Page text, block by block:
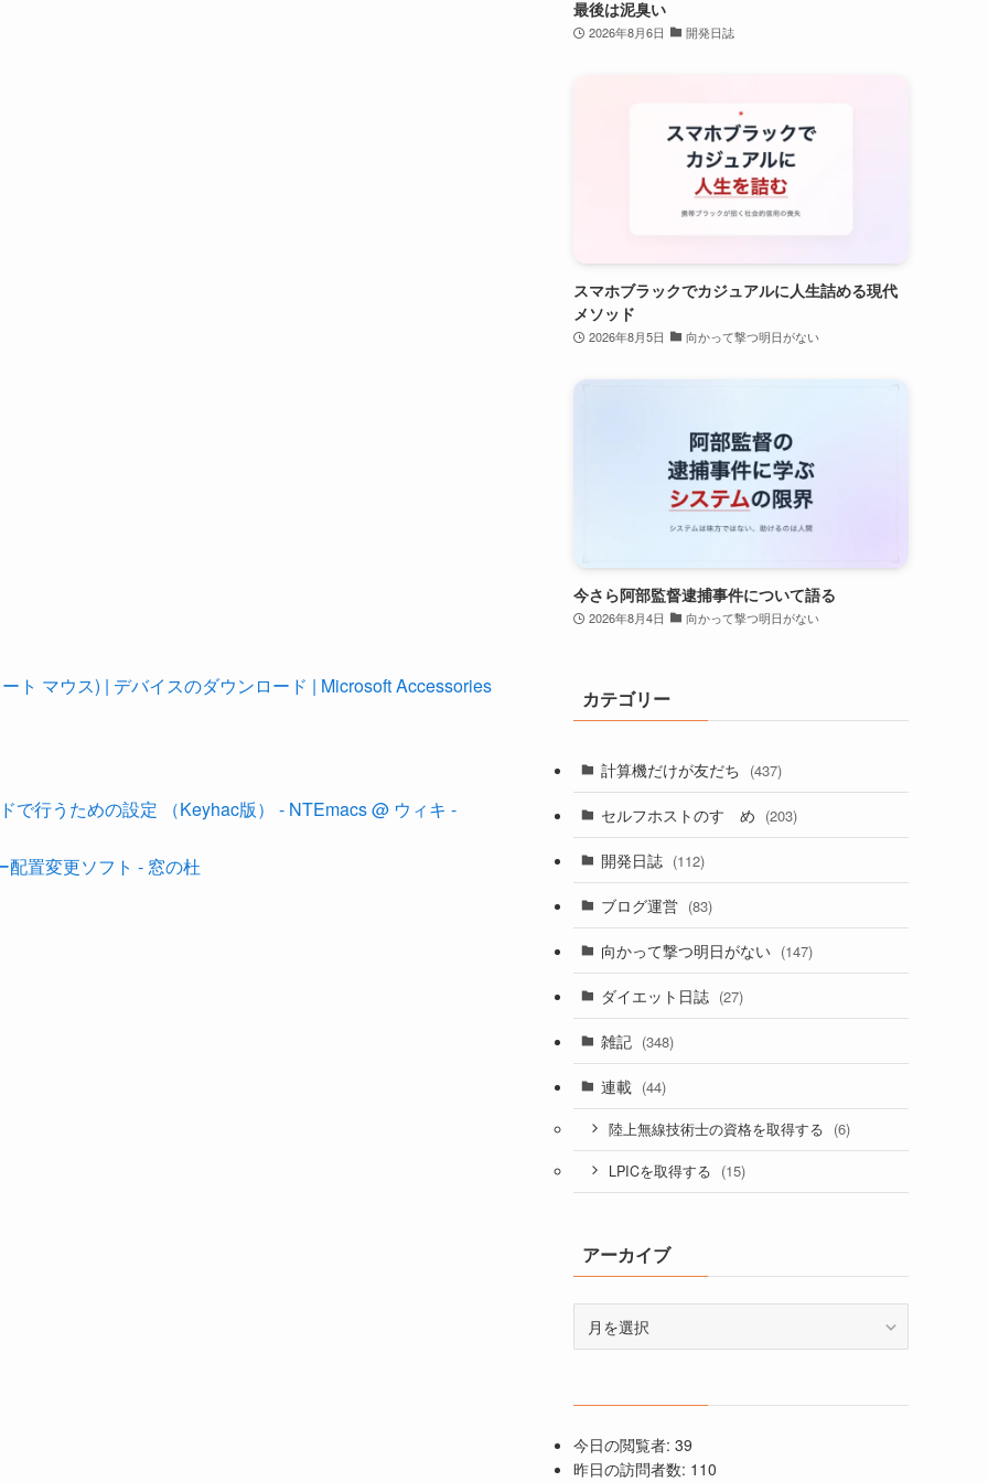
ト マウス) | デバイスのダウンロード | Microsoft Accessories
で行うための設定 （Keyhac版） - NTEmacs @ ウィキ -
置変更ソフト - 窓の杜
最後は泥臭い
2026年8月6日 開発日誌
スマホブラックでカジュアルに人生詰める現代
メソッド
2026年8月5日 向かって撃つ明日がない
今さら阿部監督逮捕事件について語る
2026年8月4日 向かって撃つ明日がない
カテゴリー
計算機だけが友だち (437)
セルフホストのすゝめ (203)
開発日誌 (112)
ブログ運営 (83)
向かって撃つ明日がない (147)
ダイエット日誌 (27)
雑記 (348)
連載 (44)
陸上無線技術士の資格を取得する (6)
LPICを取得する (15)
アーカイブ
ブ
今日の閲覧者: 39
昨日の訪問者数: 110